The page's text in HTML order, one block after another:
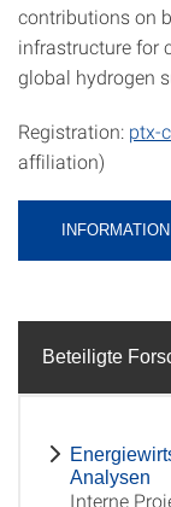
contributions on
infrastructure for
global hydrogen
Registration: ptx-
affiliation)
Beteiligte
Analysen
Interne